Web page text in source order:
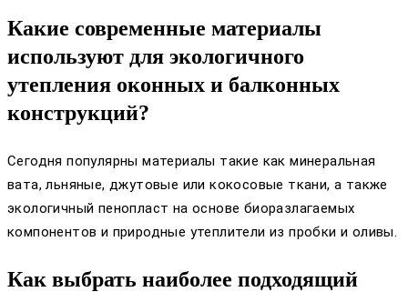
Какие современные материалы
используют для экологичного
утепления оконных и балконных
конструкций?
Сегодня популярны материалы такие как минеральная
вата, льняные, джутовые или кокосовые ткани, а также
экологичный пенопласт на основе биоразлагаемых
компонентов и природные утеплители из пробки и оливы.
Как выбрать наиболее подходящий